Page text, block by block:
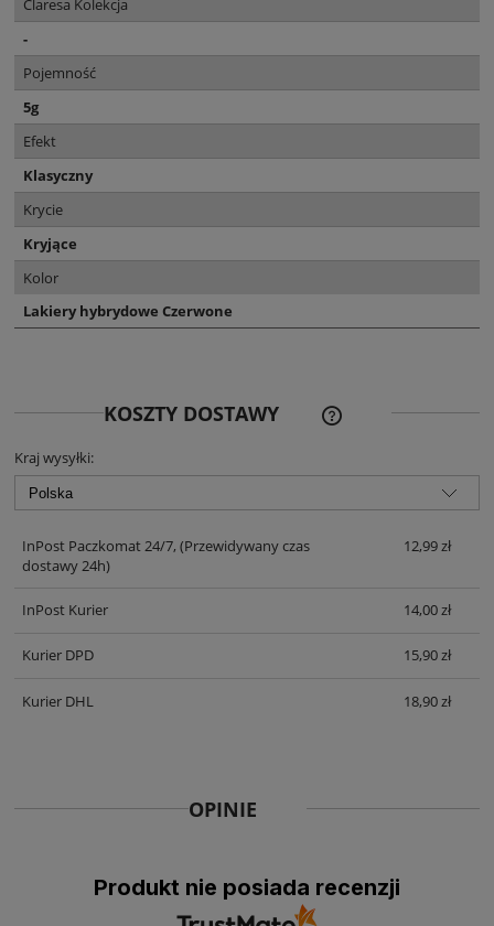
Claresa Kolekcja
-
Pojemność
5g
Efekt
Klasyczny
Krycie
Kryjące
Kolor
Lakiery hybrydowe Czerwone
KOSZTY DOSTAWY
CENA NIE ZAWIERA
KOSZTÓW PŁATNOŚCI
Kraj wysyłki:
InPost Paczkomat 24/7, (Przewidywany czas
dostawy 24h)
12,99 zł
InPost Kurier 14,00 zł
Kurier DPD 15,90 zł
Kurier DHL 18,90 zł
OPINIE
Produkt nie posiada recenzji